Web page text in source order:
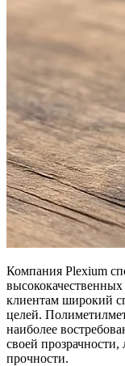
Компания Plexium
высококачественных
клиентам широкий
целей.
наиболее
своей
прочности.